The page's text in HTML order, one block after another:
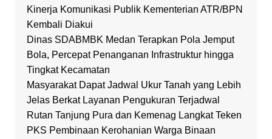
Kinerja Komunikasi Publik Kementerian ATR/BPN
Kembali Diakui
Dinas SDABMBK Medan Terapkan Pola Jemput
Bola, Percepat Penanganan Infrastruktur hingga
Tingkat Kecamatan
Masyarakat Dapat Jadwal Ukur Tanah yang Lebih
Jelas Berkat Layanan Pengukuran Terjadwal
Rutan Tanjung Pura dan Kemenag Langkat Teken
PKS Pembinaan Kerohanian Warga Binaan